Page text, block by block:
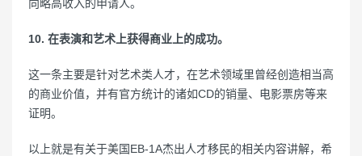
向略高收入的申请人。
10. 在表演和艺术上获得商业上的成功。
这一条主要是针对艺术类人才，在艺术领域里曾经创造相当高
的商业价值，并有官方统计的诸如CD的销量、电影票房等来
证明。
以上就是有关于美国EB-1A杰出人才移民的相关内容讲解，希